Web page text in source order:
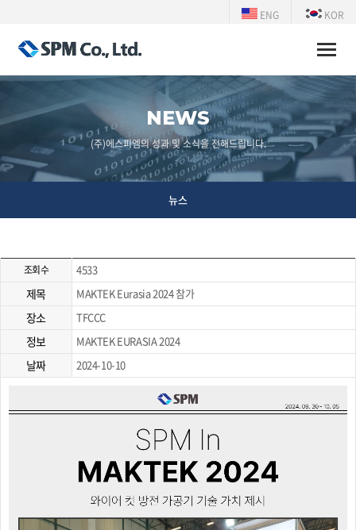
ENG KOR
Toggle
NEWS
(주)에스피엠의 성과 및 소식을 전해드립니다.
뉴스
조회수 4533
제목 MAKTEK Eurasia 2024 참가
장소 TFCCC
정보 MAKTEK EURASIA 2024
날짜 2024-10-10